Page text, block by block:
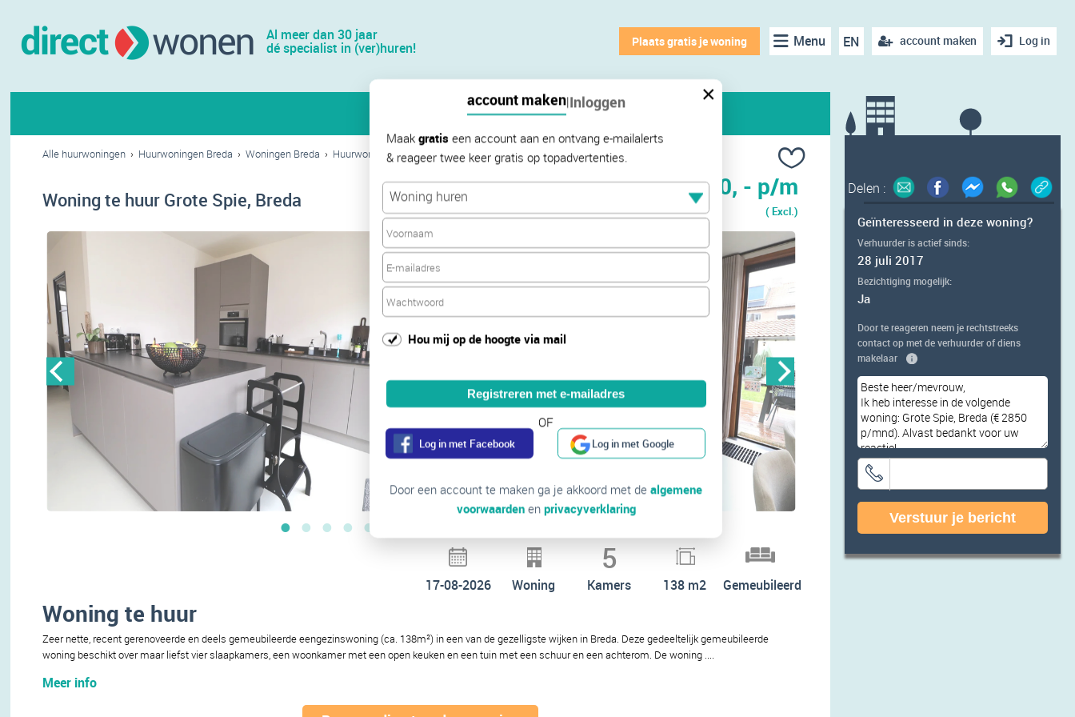
Al meer dan 30 jaar
dé specialist in (ver)huren! Log in
account maken
EN
Menu
Plaats gratis je woning
account maken|Inloggen ×
Maak gratis een account aan en ontvang e-mailalerts
& reageer twee keer gratis op topadvertenties.
Woning huren
Hou mij op de hoogte via mail
Registreren met e-mailadres
OF
Log in met Facebook Log in met Google
Door een account te maken ga je akkoord met de algemene
voorwaardenen privacyverklaring
Alle huurwoningen › Huurwoningen Breda › Woningen Breda › Huurwoningen Grote Spie
Woning te huur Grote Spie, Breda €2850, - p/m
( Excl.)
17-08-2026 Woning
5
Kamers 138 m2 Gemeubileerd
Woning te huur
Zeer nette, recent gerenoveerde en deels gemeubileerde eengezinswoning (ca. 138m²) in een van de gezelligste wijken in Breda. Deze gedeeltelijk gemeubileerde
woning beschikt over maar liefst vier slaapkamers, een woonkamer met een open keuken en een tuin met een schuur en een achterom. De woning ....
Meer info
Delen :
Geïnteresseerd in deze woning?
Verhuurder is actief sinds:
28 juli 2017
Bezichtiging mogelijk:
Ja
Door te reageren neem je rechtstreeks
contact op met de verhuurder of diens
makelaar
Verstuur je bericht